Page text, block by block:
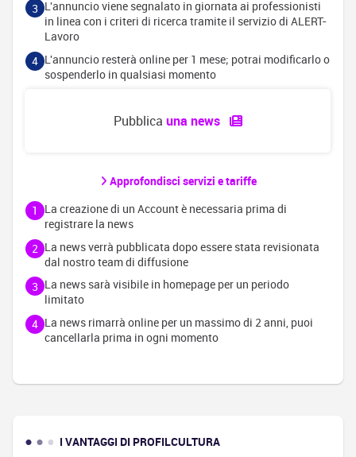
3 L'annuncio viene segnalato in giornata ai professionisti
in linea con i criteri di ricerca tramite il servizio di ALERT-
Lavoro
4 L'annuncio resterà online per 1 mese; potrai modificarlo o
sospenderlo in qualsiasi momento
Pubblica una news
Approfondisci servizi e tariffe
1
La creazione di un Account è necessaria prima di
registrare la news
2 La news verrà pubblicata dopo essere stata revisionata
dal nostro team di diffusione
3 La news sarà visibile in homepage per un periodo
limitato
4 La news rimarrà online per un massimo di 2 anni, puoi
cancellarla prima in ogni momento
I VANTAGGI DI PROFILCULTURA